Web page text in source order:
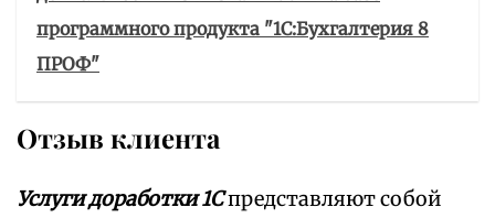
программного продукта "1С:Бухгалтерия 8
ПРОФ"
Отзыв клиента
Услуги доработки 1Спредставляют собой